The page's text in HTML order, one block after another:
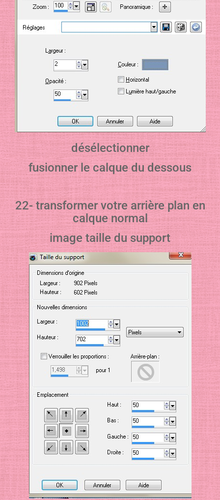
désélectionner
fusionner le calque du dessous
22- transformer votre arrière plan en
calque normal
image taille du support